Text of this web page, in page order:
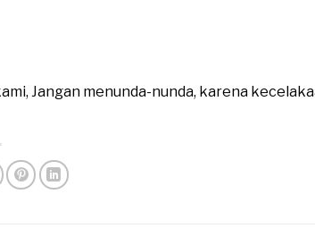
Jangan menunda-nunda, karena